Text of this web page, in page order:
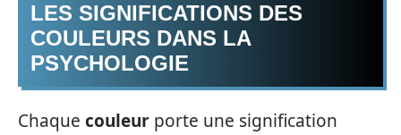
LES SIGNIFICATIONS DES
COULEURS DANS LA
PSYCHOLOGIE
Chaque couleur porte une signification